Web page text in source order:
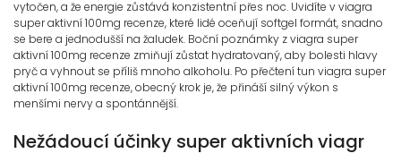
vytočen, a že energie zůstává konzistentní přes noc. Uvidíte v viagra
super aktivní 100mg recenze, které lidé oceňují softgel formát, snadno
se bere a jednodušší na žaludek. Boční poznámky z viagra super
aktivní 100mg recenze zmiňují zůstat hydratovaný, aby bolesti hlavy
pryč a vyhnout se příliš mnoho alkoholu. Po přečtení tun viagra super
aktivní 100mg recenze, obecný krok je, že přináší silný výkon s
menšími nervy a spontánnější.
Nežádoucí účinky super aktivních viagr